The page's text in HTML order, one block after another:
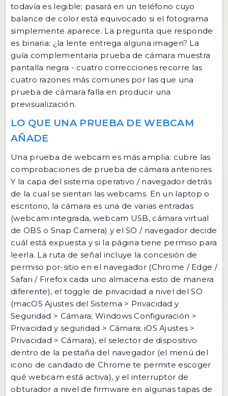
todavía es legible; pasará en un teléfono cuyo
balance de color está equivocado si el fotograma
simplemente aparece. La pregunta que responde
es binaria: ¿la lente entrega alguna imagen? La
guía complementaria prueba de cámara muestra
pantalla negra - cuatro correccionesrecorre las
cuatro razones más comunes por las que una
prueba de cámara falla en producir una
previsualización.
LO QUE UNA PRUEBA DE WEBCAM
AÑADE
Una prueba de webcam es más amplia: cubre las
comprobaciones de prueba de cámara anteriores
Y la capa del sistema operativo / navegador detrás
de la cual se sientan las webcams. En un laptop o
escritorio, la cámara es una de varias entradas
(webcam integrada, webcam USB, cámara virtual
de OBS o Snap Camera) y el SO / navegador decide
cuál está expuesta y si la página tiene permiso para
leerla. La ruta de señal incluye la concesión de
permiso por-sitio en el navegador (Chrome / Edge /
Safari / Firefox cada uno almacena esto de manera
diferente), el toggle de privacidad a nivel del SO
(macOS Ajustes del Sistema > Privacidad y
Seguridad > Cámara; Windows Configuración >
Privacidad y seguridad > Cámara; iOS Ajustes >
Privacidad > Cámara), el selector de dispositivo
dentro de la pestaña del navegador (el menú del
icono de candado de Chrome te permite escoger
qué webcam está activa), y el interruptor de
obturador a nivel de firmware en algunas tapas de